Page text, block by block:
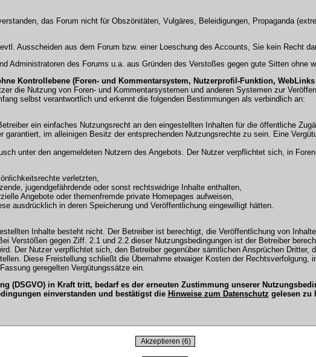
das Forum nicht für Obszönitäten, Vulgäres, Beleidigungen, Propaganda
Ausscheiden aus dem Forum bzw. einer Loeschung des Accounts, Sie kein Recht
Administratoren des Forums u.a. aus Gründen des Verstoßes gegen gute Sitten ohne
Kontrollebene (Foren- und Kommentarsystem, Nutzerprofil-Funktion,
die Nutzung von Foren- und Kommentarsystemen und anderen Systemen zur
selbst verantwortlich und erkennt die folgenden Bestimmungen als verbindlich an:
ein einfaches Nutzungsrecht an den eingestellten Inhalten für die öffentliche
im alleinigen Besitz der entsprechenden Nutzungsrechte zu sein. Eine
unter den angemeldeten Nutzern des Angebots. Der Nutzer verpflichtet sich, in
verletzten,
jugendgefährdende oder sonst rechtswidrige Inhalte enthalten,
Angebote oder themenfremde private Homepages aufweisen,
ausdrücklich in deren Speicherung und Veröffentlichung eingewilligt hätten.
Inhalte besteht nicht. Der Betreiber ist berechtigt, die Veröffentlichung von
Verstößen gegen Ziff. 2.1 und 2.2 dieser Nutzungsbedingungen ist der Betreiber
Der Nutzer verpflichtet sich, den Betreiber gegenüber sämtlichen Ansprüchen
Diese Freistellung schließt die Übernahme etwaiger Kosten der Rechtsverfolgung,
geregelten Vergütungssätze ein.
(DSGVO) in Kraft tritt, bedarf es der erneuten Zustimmung unserer
einverstanden und bestätigst die Hinweise zum Datenschutz gelesen zu